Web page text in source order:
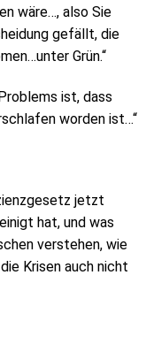
wäre…, also Sie
gefällt, die
Grün.“
ist, dass
worden ist…“
jetzt
hat, und was
verstehen, wie
Krisen auch nicht